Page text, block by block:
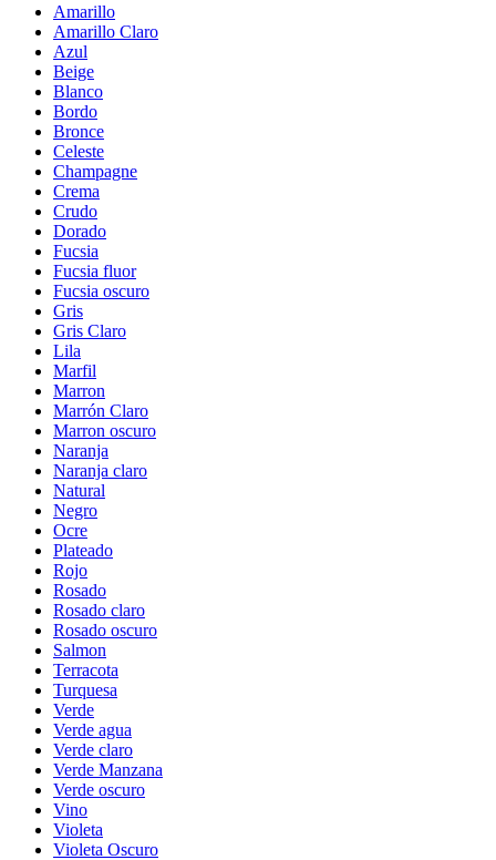
Amarillo
Amarillo Claro
Azul
Beige
Blanco
Bordo
Bronce
Celeste
Champagne
Crema
Crudo
Dorado
Fucsia
Fucsia fluor
Fucsia oscuro
Gris
Gris Claro
Lila
Marfil
Marron
Marrón Claro
Marron oscuro
Naranja
Naranja claro
Natural
Negro
Ocre
Plateado
Rojo
Rosado
Rosado claro
Rosado oscuro
Salmon
Terracota
Turquesa
Verde
Verde agua
Verde claro
Verde Manzana
Verde oscuro
Vino
Violeta
Violeta Oscuro